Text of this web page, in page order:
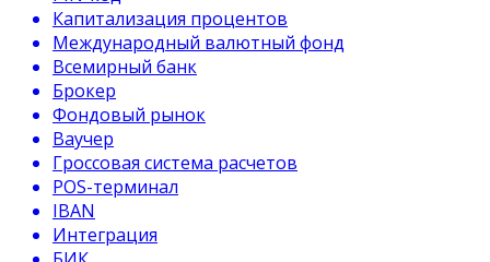
Капитализация процентов
Международный валютный фонд
Всемирный банк
Брокер
Фондовый рынок
Ваучер
Гроссовая система расчетов
POS-терминал
IBAN
Интеграция